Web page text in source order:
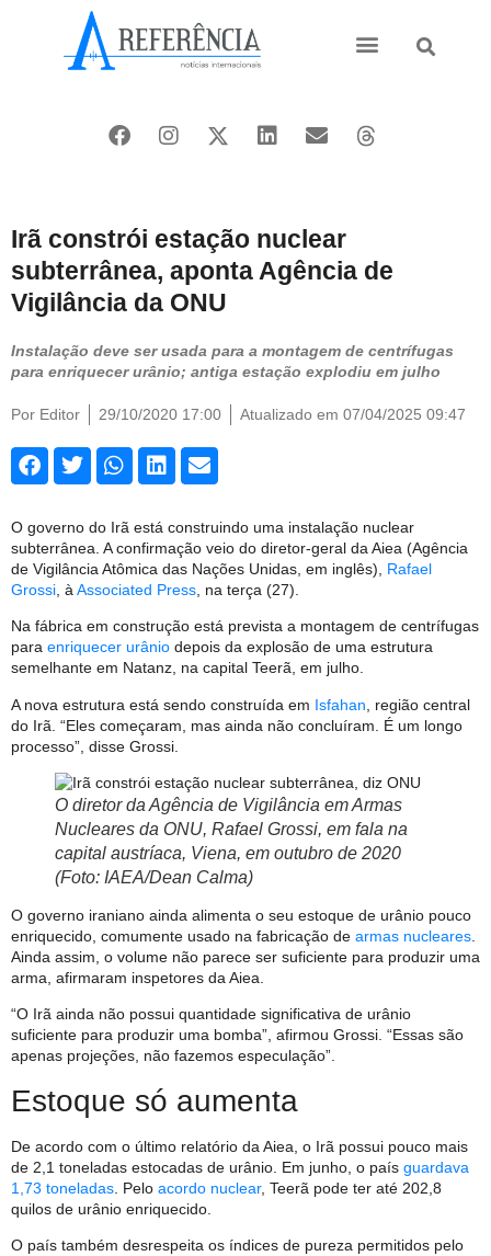
Irã constrói estação nuclear
subterrânea, aponta Agência de
Vigilância da ONU
Instalação deve ser usada para a montagem de centrífugas
para enriquecer urânio; antiga estação explodiu em julho
Por Editor 29/10/2020 17:00 Atualizado em 07/04/2025 09:47
O governo do Irã está construindo uma instalação nuclear
subterrânea. A confirmação veio do diretor-geral da Aiea (Agência
de Vigilância Atômica das Nações Unidas, em inglês), Rafael
Grossi , à Associated Press , na terça (27).
Na fábrica em construção está prevista a montagem de centrífugas
para enriquecer urânio depois da explosão de uma estrutura
semelhante em Natanz, na capital Teerã, em julho.
A nova estrutura está sendo construída em Isfahan , região central
do Irã. “Eles começaram, mas ainda não concluíram. É um longo
processo”, disse Grossi.
O diretor da Agência de Vigilância em Armas
Nucleares da ONU, Rafael Grossi, em fala na
capital austríaca, Viena, em outubro de 2020
(Foto: IAEA/Dean Calma)
O governo iraniano ainda alimenta o seu estoque de urânio pouco
enriquecido, comumente usado na fabricação de armas nucleares
Ainda assim, o volume não parece ser suficiente para produzir uma
arma, afirmaram inspetores da Aiea.
“O Irã ainda não possui quantidade significativa de urânio
suficiente para produzir uma bomba”, afirmou Grossi. “Essas são
apenas projeções, não fazemos especulação”.
Estoque só aumenta
De acordo com o último relatório da Aiea, o Irã possui pouco mais
de 2,1 toneladas estocadas de urânio. Em junho, o país guardava
1,73 toneladas . Pelo acordo nuclear, Teerã pode ter até 202,8
quilos de urânio enriquecido.
O país também desrespeita os índices de pureza permitidos pelo